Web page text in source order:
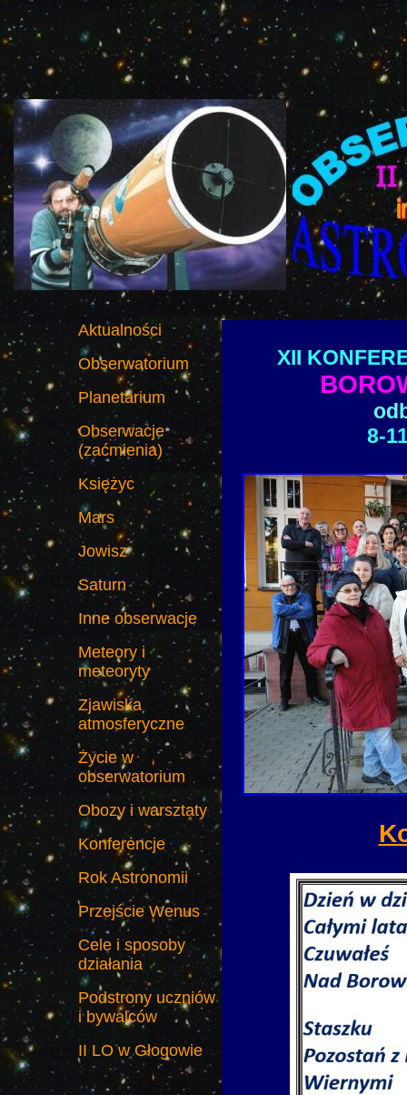
Aktualności
Obserwatorium
Planetarium
Obserwacje
(zaćmienia)
Księżyc
Mars
Jowisz
Saturn
Inne obserwacje
Meteory i
meteoryty
Zjawiska
atmosferyczne
Życie w
obserwatorium
Obozy i warsztaty
Konferencje
Rok Astronomii
Przejście Wenus
Cele i sposoby
działania
Podstrony uczniów
i bywalców
II LO w Głogowie
XII
8-